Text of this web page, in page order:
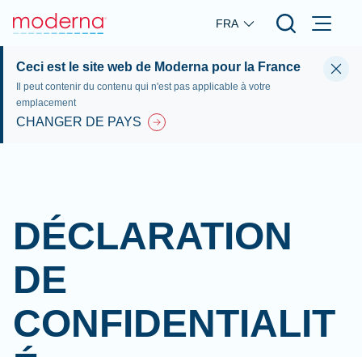
Skip to main content
FRA
Ceci est le site web de Moderna pour la France
Il peut contenir du contenu qui n'est pas applicable à votre
emplacement
CHANGER DE PAYS
DÉCLARATION
DE
CONFIDENTIALIT